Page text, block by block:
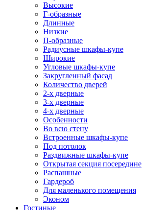
Высокие
Г-образные
Длинные
Низкие
П-образные
Радиусные шкафы-купе
Широкие
Угловые шкафы-купе
Закругленный фасад
Количество дверей
2-х дверные
3-х дверные
4-х дверные
Особенности
Во всю стену
Встроенные шкафы-купе
Под потолок
Раздвижные шкафы-купе
Открытая секция посередине
Распашные
Гардероб
Для маленького помещения
Эконом
Гостиные